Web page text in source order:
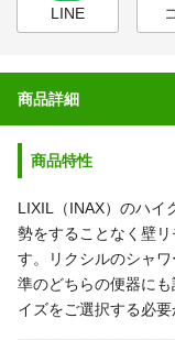
LINE
商品詳細
商品特性
LIXIL（INAX）のハイ
勢をすることなく壁
す。リクシルのシャ
準のどちらの便器に
イズをご選択する必要